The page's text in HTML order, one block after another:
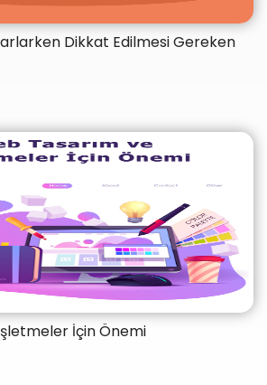
Dikkat Edilmesi Gereken
İçin Önemi